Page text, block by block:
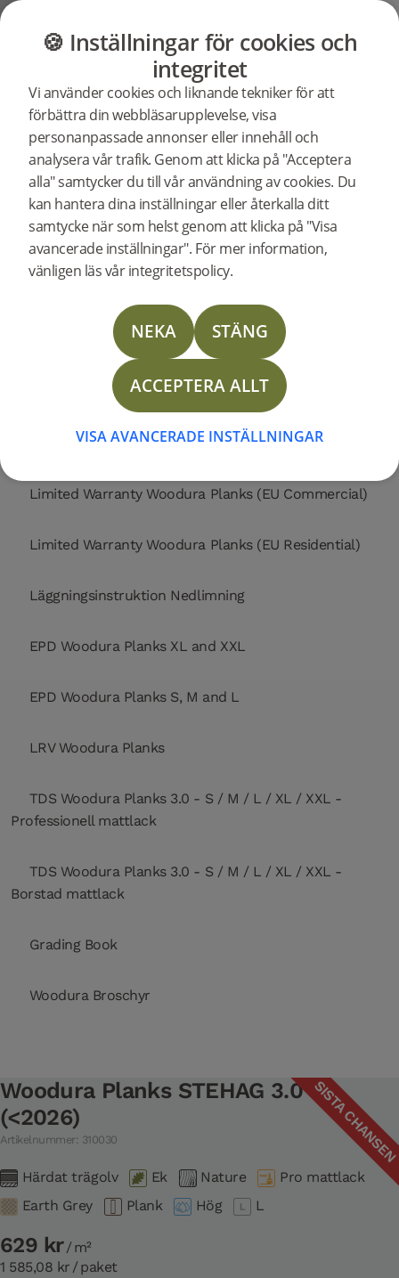
MÖBLER BUTIK OUTLET
🍪 Inställningar för cookies och
integritet
Vi använder cookies och liknande tekniker för att
förbättra din webbläsarupplevelse, visa
personanpassade annonser eller innehåll och
analysera vår trafik. Genom att klicka på "Acceptera
alla" samtycker du till vår användning av cookies. Du
kan hantera dina inställningar eller återkalla ditt
samtycke när som helst genom att klicka på "Visa
avancerade inställningar". För mer information,
vänligen läs vår integritetspolicy.
NEKA STÄNG
ACCEPTERA ALLT
VISA AVANCERADE INSTÄLLNINGAR
Sök efter
support för
en specifik
produkt
310030 Woodura Planks STEHAG 3.0 L (<2026)
Support Produktsupport
Woodura Planks 3.0 - Pro Mattlack / Borstad Mattlack
Support för Woodura Planks
STEHAG 3.0 L (<2026)
Skötselinstruktion
Limited Warranty Woodura Planks (US Commercial)
Limited Warranty Woodura Planks (US Residential)
Limited Warranty Woodura Planks (EU Commercial)
Limited Warranty Woodura Planks (EU Residential)
Läggningsinstruktion Nedlimning
EPD Woodura Planks XL and XXL
EPD Woodura Planks S, M and L
LRV Woodura Planks
TDS Woodura Planks 3.0 - S / M / L / XL / XXL -
Professionell mattlack
TDS Woodura Planks 3.0 - S / M / L / XL / XXL -
Borstad mattlack
Grading Book
Woodura Broschyr
SISTA CHANSEN
Woodura Planks STEHAG 3.0 L
(<2026)
Artikelnummer: 310030
Härdat trägolv Ek Nature
Pro mattlack
Earth Grey
Plank Hög L
629 kr/ m²
1 585,08 kr / paket